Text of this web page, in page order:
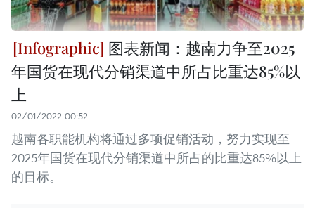
图表新闻：越南力争至2025
年国货在现代分销渠道中所占比重达85%以
上
02/01/2022 00:52
越南各职能机构将通过多项促销活动，努力实现至
2025年国货在现代分销渠道中所占的比重达85%以上
的目标。